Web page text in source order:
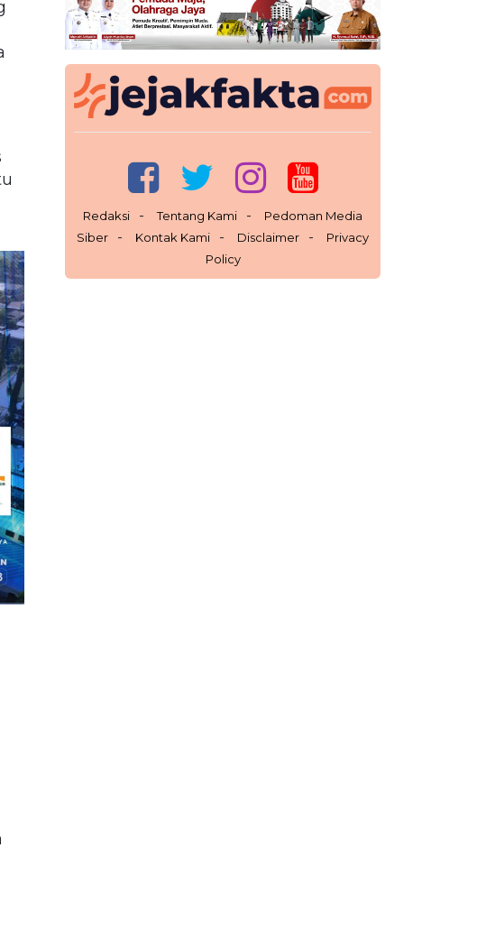
Redaksi Tentang Kami
Pedoman Media
Siber
Kontak Kami Disclaimer
Privacy
Policy